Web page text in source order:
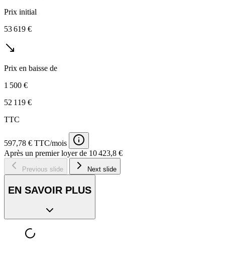
Prix initial
53 619 €
Prix en baisse de
1 500 €
52 119 €
TTC
597,78 € TTC/mois
Après un premier loyer de 10 423,8 €
Previous slide Next slide
EN SAVOIR PLUS